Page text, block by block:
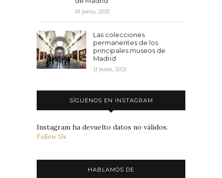
18 junio, 2021
Las colecciones
permanentes de los
principales museos de
Madrid
11 junio, 2021
SÍGUENOS EN INSTAGRAM
Instagram ha devuelto datos no válidos.
Follow Us
HABLAMOS DE